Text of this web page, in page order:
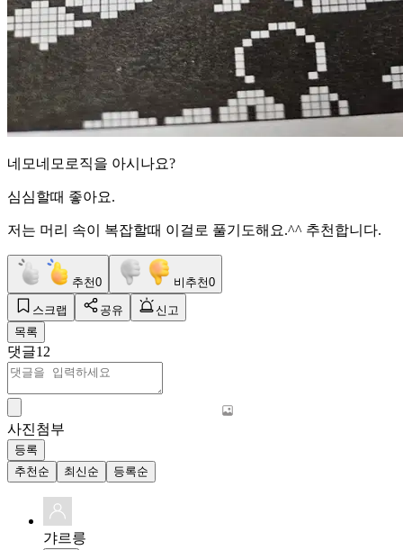
네모네모로직을 아시나요?
심심할때 좋아요.
저는 머리 속이 복잡할때 이걸로 풀기도해요.^^ 추천합니다.
추천0 비추천0
스크랩 공유
신고
목록
댓글12
사진첨부
등록
추천순
최신순 등록순
갸르릉